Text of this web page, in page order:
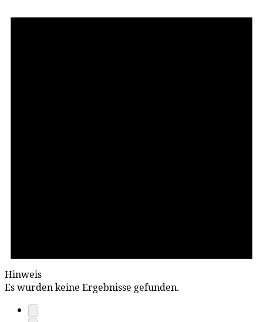
Hinweis
Es wurden keine Ergebnisse gefunden.